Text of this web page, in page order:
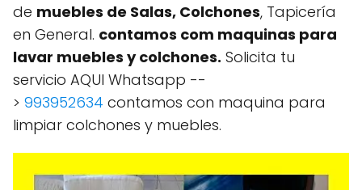
de muebles de Salas, Colchones, Tapicería
en General. contamos com maquinas para
lavar muebles y colchones. Solicita tu
servicio AQUI Whatsapp --
> 993952634 contamos con maquina para
limpiar colchones y muebles.